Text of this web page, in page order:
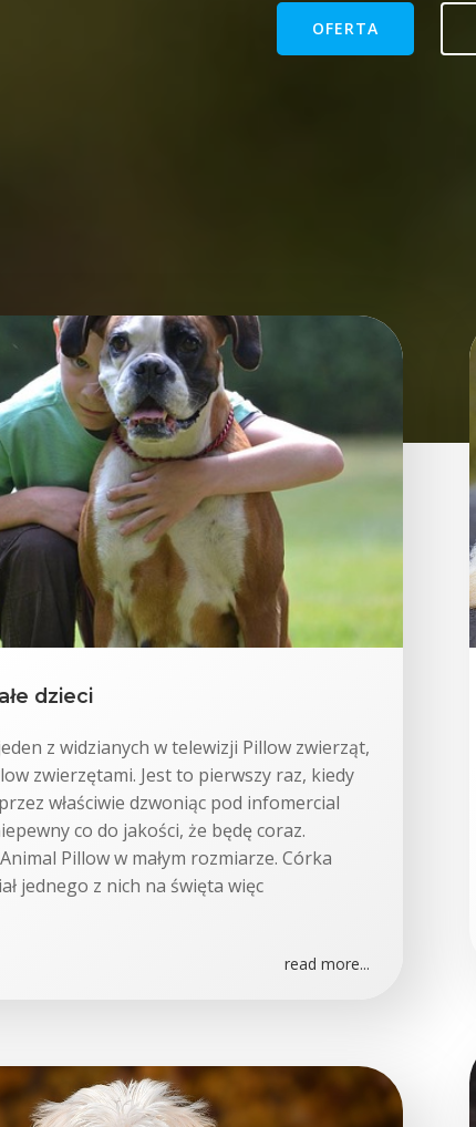
OFERTA
dzieci
z widzianych w telewizji Pillow zwierząt,
zwierzętami. Jest to pierwszy raz, kiedy
właściwie dzwoniąc pod infomercial
co do jakości, że będę coraz.
Pillow w małym rozmiarze. Córka
jednego z nich na święta więc
read more...